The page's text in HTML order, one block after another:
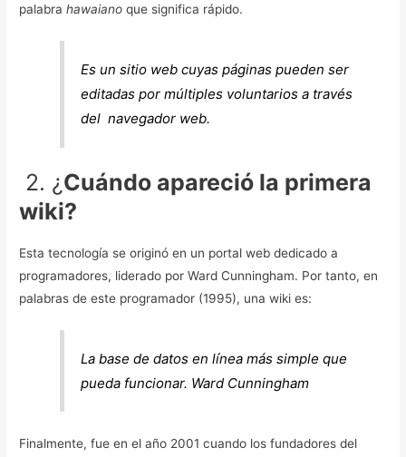
palabrahawaianoque significa rápido.
Es un sitio web cuyas páginas pueden ser
editadas por múltiples voluntarios a través
del navegador web.
2. ¿Cuándo apareció la primera
wiki?
Esta tecnología se originó en un portal web dedicado a
programadores, liderado por Ward Cunningham. Por tanto, en
palabras de este programador (1995), una wiki es:
La base de datos en línea más simple que
pueda funcionar. Ward Cunningham
Finalmente, fue en el año 2001 cuando los fundadores del